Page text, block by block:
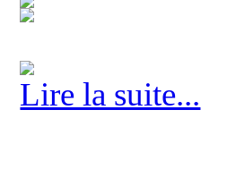
Lire la suite...